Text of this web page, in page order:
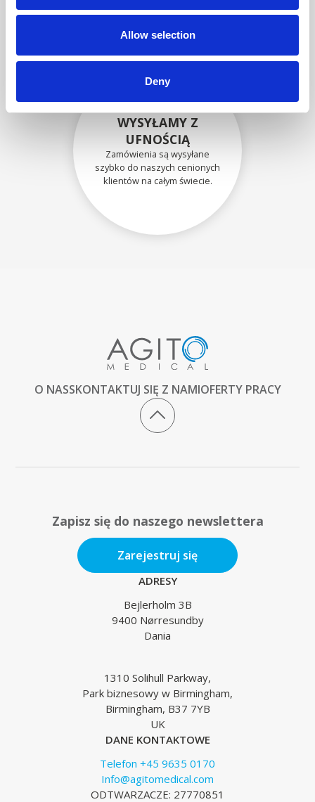
Allow selection
Deny
użyciu odpowiednich
materiałów.
WYSYŁAMY Z
UFNOŚCIĄ
Zamówienia są wysyłane
szybko do naszych cenionych
klientów na całym świecie.
O NASSKONTAKTUJ SIĘ Z NAMIOFERTY PRACY
Zapisz się do naszego newslettera
Zarejestruj się
ADRESY
Bejlerholm 3B
9400 Nørresundby
Dania
1310 Solihull Parkway,
Park biznesowy w Birmingham,
Birmingham, B37 7YB
UK
DANE KONTAKTOWE
Telefon +45 9635 0170
Info@agitomedical.com
ODTWARZACZE: 27770851